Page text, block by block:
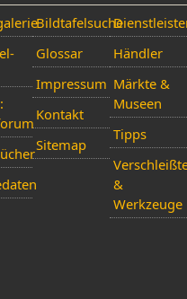
Bildtafelsuche
Glossar
Impressum
Kontakt
Sitemap
Händler
Märkte &
Museen
Tipps
&
Werkzeuge